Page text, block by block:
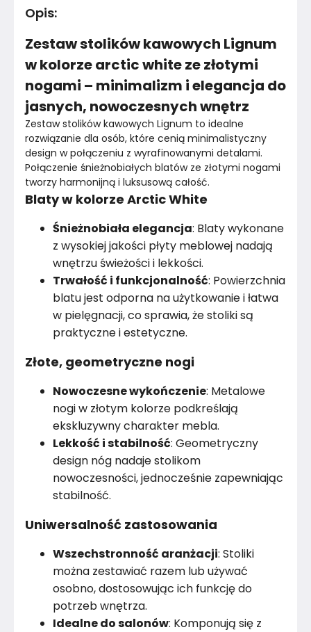
Kolekcja
Wykonanie nóżek Metal
Wykończenie blatu Płyta meblowa
Wykonanie blatu Płyta meblowa
Kolor
Marka Tartak Meble
Montaż Rozłożony
Rok produkcji
Opis:
Zestaw stolików kawowych Lignum
w kolorze arctic white ze złotymi
nogami – minimalizm i elegancja do
jasnych, nowoczesnych wnętrz
Zestaw stolików kawowych Lignum to idealne
rozwiązanie dla osób, które cenią minimalistyczny
design w połączeniu z wyrafinowanymi detalami.
Połączenie śnieżnobiałych blatów ze złotymi nogami
tworzy harmonijną i luksusową całość.
Blaty w kolorze Arctic White
Śnieżnobiała elegancja: Blaty wykonane
z wysokiej jakości płyty meblowej nadają
wnętrzu świeżości i lekkości.
Trwałość i funkcjonalność: Powierzchnia
blatu jest odporna na użytkowanie i łatwa
w pielęgnacji, co sprawia, że stoliki są
praktyczne i estetyczne.
Złote, geometryczne nogi
Nowoczesne wykończenie: Metalowe
nogi w złotym kolorze podkreślają
ekskluzywny charakter mebla.
Lekkość i stabilność: Geometryczny
design nóg nadaje stolikom
nowoczesności, jednocześnie zapewniając
stabilność.
Uniwersalność zastosowania
Wszechstronność aranżacji: Stoliki
można zestawiać razem lub używać
osobno, dostosowując ich funkcję do
potrzeb wnętrza.
Idealne do salonów: Komponują się z